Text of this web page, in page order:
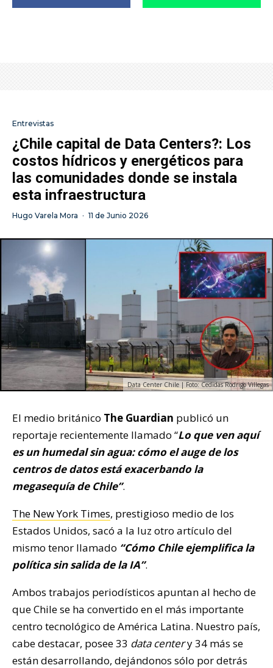
Entrevistas
¿Chile capital de Data Centers?: Los
costos hídricos y energéticos para
las comunidades donde se instala
esta infraestructura
Hugo Varela Mora · 11 de Junio 2026
Data Center Chile | Foto: Cedidas Rodrigo Villegas
El medio británico The Guardian publicó un
reportaje recientemente llamado “Lo que ven aquí
es un humedal sin agua: cómo el auge de los
centros de datos está exacerbando la
megasequía de Chile”.
The New York Times, prestigioso medio de los
Estados Unidos, sacó a la luz otro artículo del
mismo tenor llamado “Cómo Chile ejemplifica la
política sin salida de la IA”.
Ambos trabajos periodísticos apuntan al hecho de
que Chile se ha convertido en el más importante
centro tecnológico de América Latina. Nuestro país,
cabe destacar, posee 33 data centery 34 más se
están desarrollando, dejándonos sólo por detrás